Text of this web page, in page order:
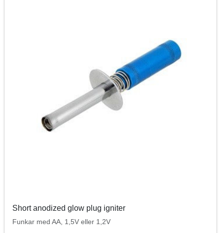
Short anodized glow plug igniter
Funkar med AA, 1,5V eller 1,2V